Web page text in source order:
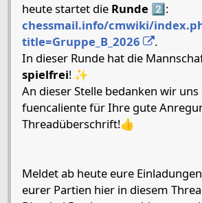
heute startet die Runde2️⃣:
chessmail.info/cmwiki/
title=Gruppe_B_2026
.
In dieser Runde hat die
spielfrei! ✨
An dieser Stelle bedanken wir uns
fuencaliente für Ihre gute
Threadüberschrift!👍
Meldet ab heute eure
eurer Partien hier in diesem